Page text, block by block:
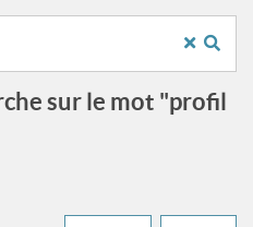
sur le mot "profil